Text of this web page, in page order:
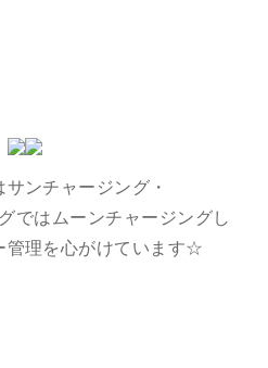
ンチャージング・
ではムーンチャージングし
管理を心がけています☆